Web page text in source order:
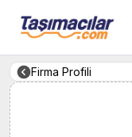
Firma Profili